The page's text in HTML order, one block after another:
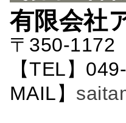
有限会社
〒350-
【TEL】
MAIL】